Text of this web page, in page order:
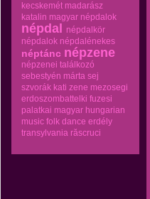
kecskemét madarász
katalin magyar népdalok
népdal
népdalkör
népdalok népdalénekes
néptánc népzene
népzenei találkozó
sebestyén márta sej
szvorák kati zene mezosegi
erdoszombattelki fuzesi
palatkai magyar hungarian
music folk dance erdély
transylvania răscruci